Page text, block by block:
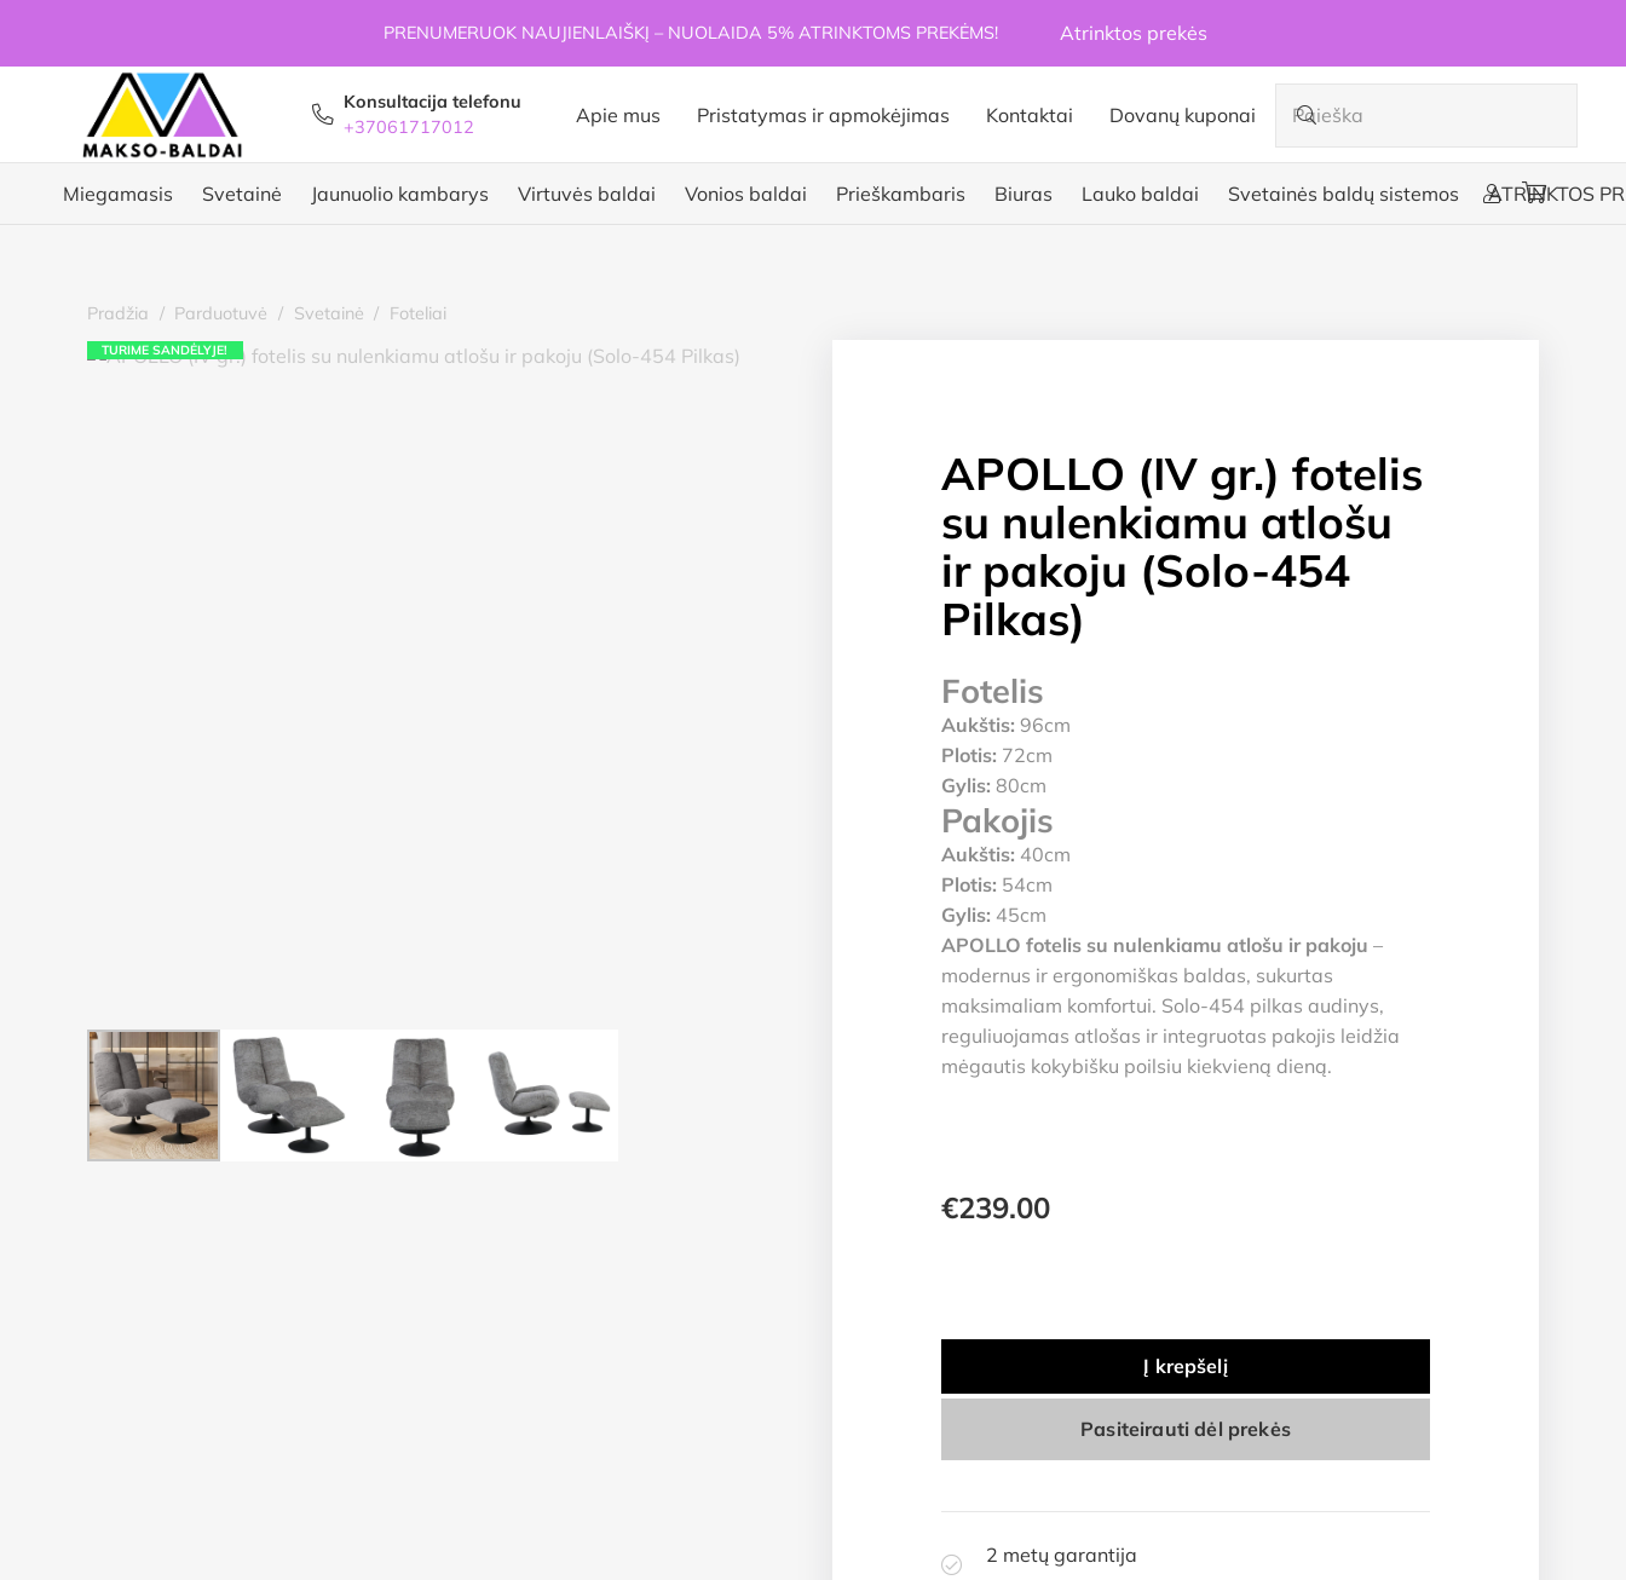
PRENUMERUOK NAUJIENLAIŠKĮ – NUOLAIDA 5% ATRINKTOMS PREKĖMS! Atrinktos prekės
Konsultacija telefonu
+37061717012
Apie mus Pristatymas ir apmokėjimas Kontaktai Dovanų kuponai
Miegamasis Svetainė Jaunuolio kambarys Virtuvės baldai Vonios baldai Prieškambaris Biuras Lauko baldai Svetainės baldų sistemos ATRINKTOS
Pradžia / Parduotuvė / Svetainė / Foteliai
TURIME SANDĖLYJE!
APOLLO (IV gr.) fotelis
su nulenkiamu atlošu
ir pakoju (Solo-454
Pilkas)
Fotelis
Aukštis: 96cm
Plotis: 72cm
Gylis: 80cm
Pakojis
Aukštis: 40cm
Plotis: 54cm
Gylis: 45cm
APOLLO fotelis su nulenkiamu atlošu ir pakoju –
modernus ir ergonomiškas baldas, sukurtas
maksimaliam komfortui. Solo-454 pilkas audinys,
reguliuojamas atlošas ir integruotas pakojis leidžia
mėgautis kokybišku poilsiu kiekvieną dieną.
€239.00
Į krepšelį
Pasiteirauti dėl prekės
2 metų garantija